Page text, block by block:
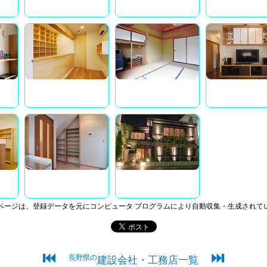
ジは、登録データを元にコンピュータ プログラムにより自動収集・生成されて
⏮ 長野県の建設会社・工務店一覧 ⏭